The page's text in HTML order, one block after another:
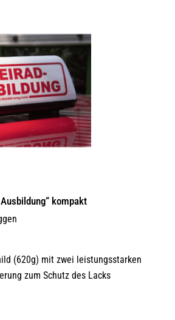
kompakt
(620g) mit zwei leistungsstarken
zum Schutz des Lacks